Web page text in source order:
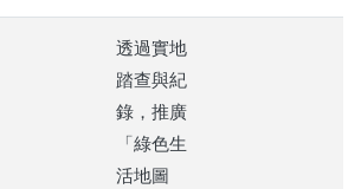
透過實地
踏查與紀
錄，推廣
「綠色生
活地圖